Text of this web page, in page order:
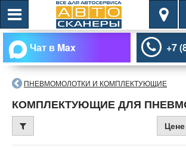
Чат в Max +7
ПНЕВМОМОЛОТКИ И КОМПЛЕКТУЮЩИЕ
КОМПЛЕКТУЮЩИЕ ДЛЯ